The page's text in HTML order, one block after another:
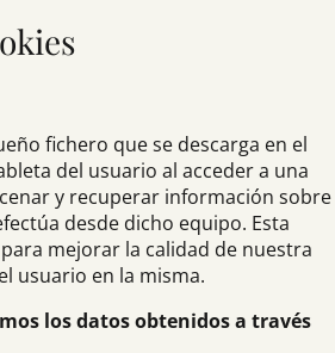
fichero que se descarga en el
del usuario al acceder a una
y recuperar información sobre
desde dicho equipo. Esta
mejorar la calidad de nuestra
usuario en la misma.
los datos obtenidos a través